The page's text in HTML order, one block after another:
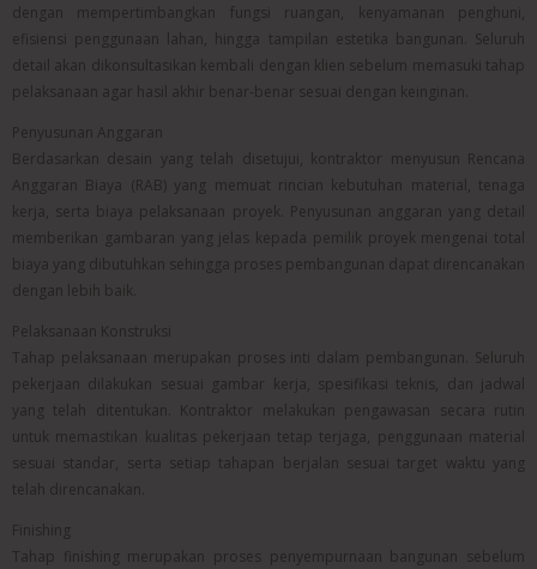
dengan mempertimbangkan fungsi ruangan, kenyamanan penghuni,
efisiensi penggunaan lahan, hingga tampilan estetika bangunan. Seluruh
detail akan dikonsultasikan kembali dengan klien sebelum memasuki tahap
pelaksanaan agar hasil akhir benar-benar sesuai dengan keinginan.
Penyusunan Anggaran
Berdasarkan desain yang telah disetujui, kontraktor menyusun Rencana
Anggaran Biaya (RAB) yang memuat rincian kebutuhan material, tenaga
kerja, serta biaya pelaksanaan proyek. Penyusunan anggaran yang detail
memberikan gambaran yang jelas kepada pemilik proyek mengenai total
biaya yang dibutuhkan sehingga proses pembangunan dapat direncanakan
dengan lebih baik.
Pelaksanaan Konstruksi
Tahap pelaksanaan merupakan proses inti dalam pembangunan. Seluruh
pekerjaan dilakukan sesuai gambar kerja, spesifikasi teknis, dan jadwal
yang telah ditentukan. Kontraktor melakukan pengawasan secara rutin
untuk memastikan kualitas pekerjaan tetap terjaga, penggunaan material
sesuai standar, serta setiap tahapan berjalan sesuai target waktu yang
telah direncanakan.
Finishing
Tahap finishing merupakan proses penyempurnaan bangunan sebelum